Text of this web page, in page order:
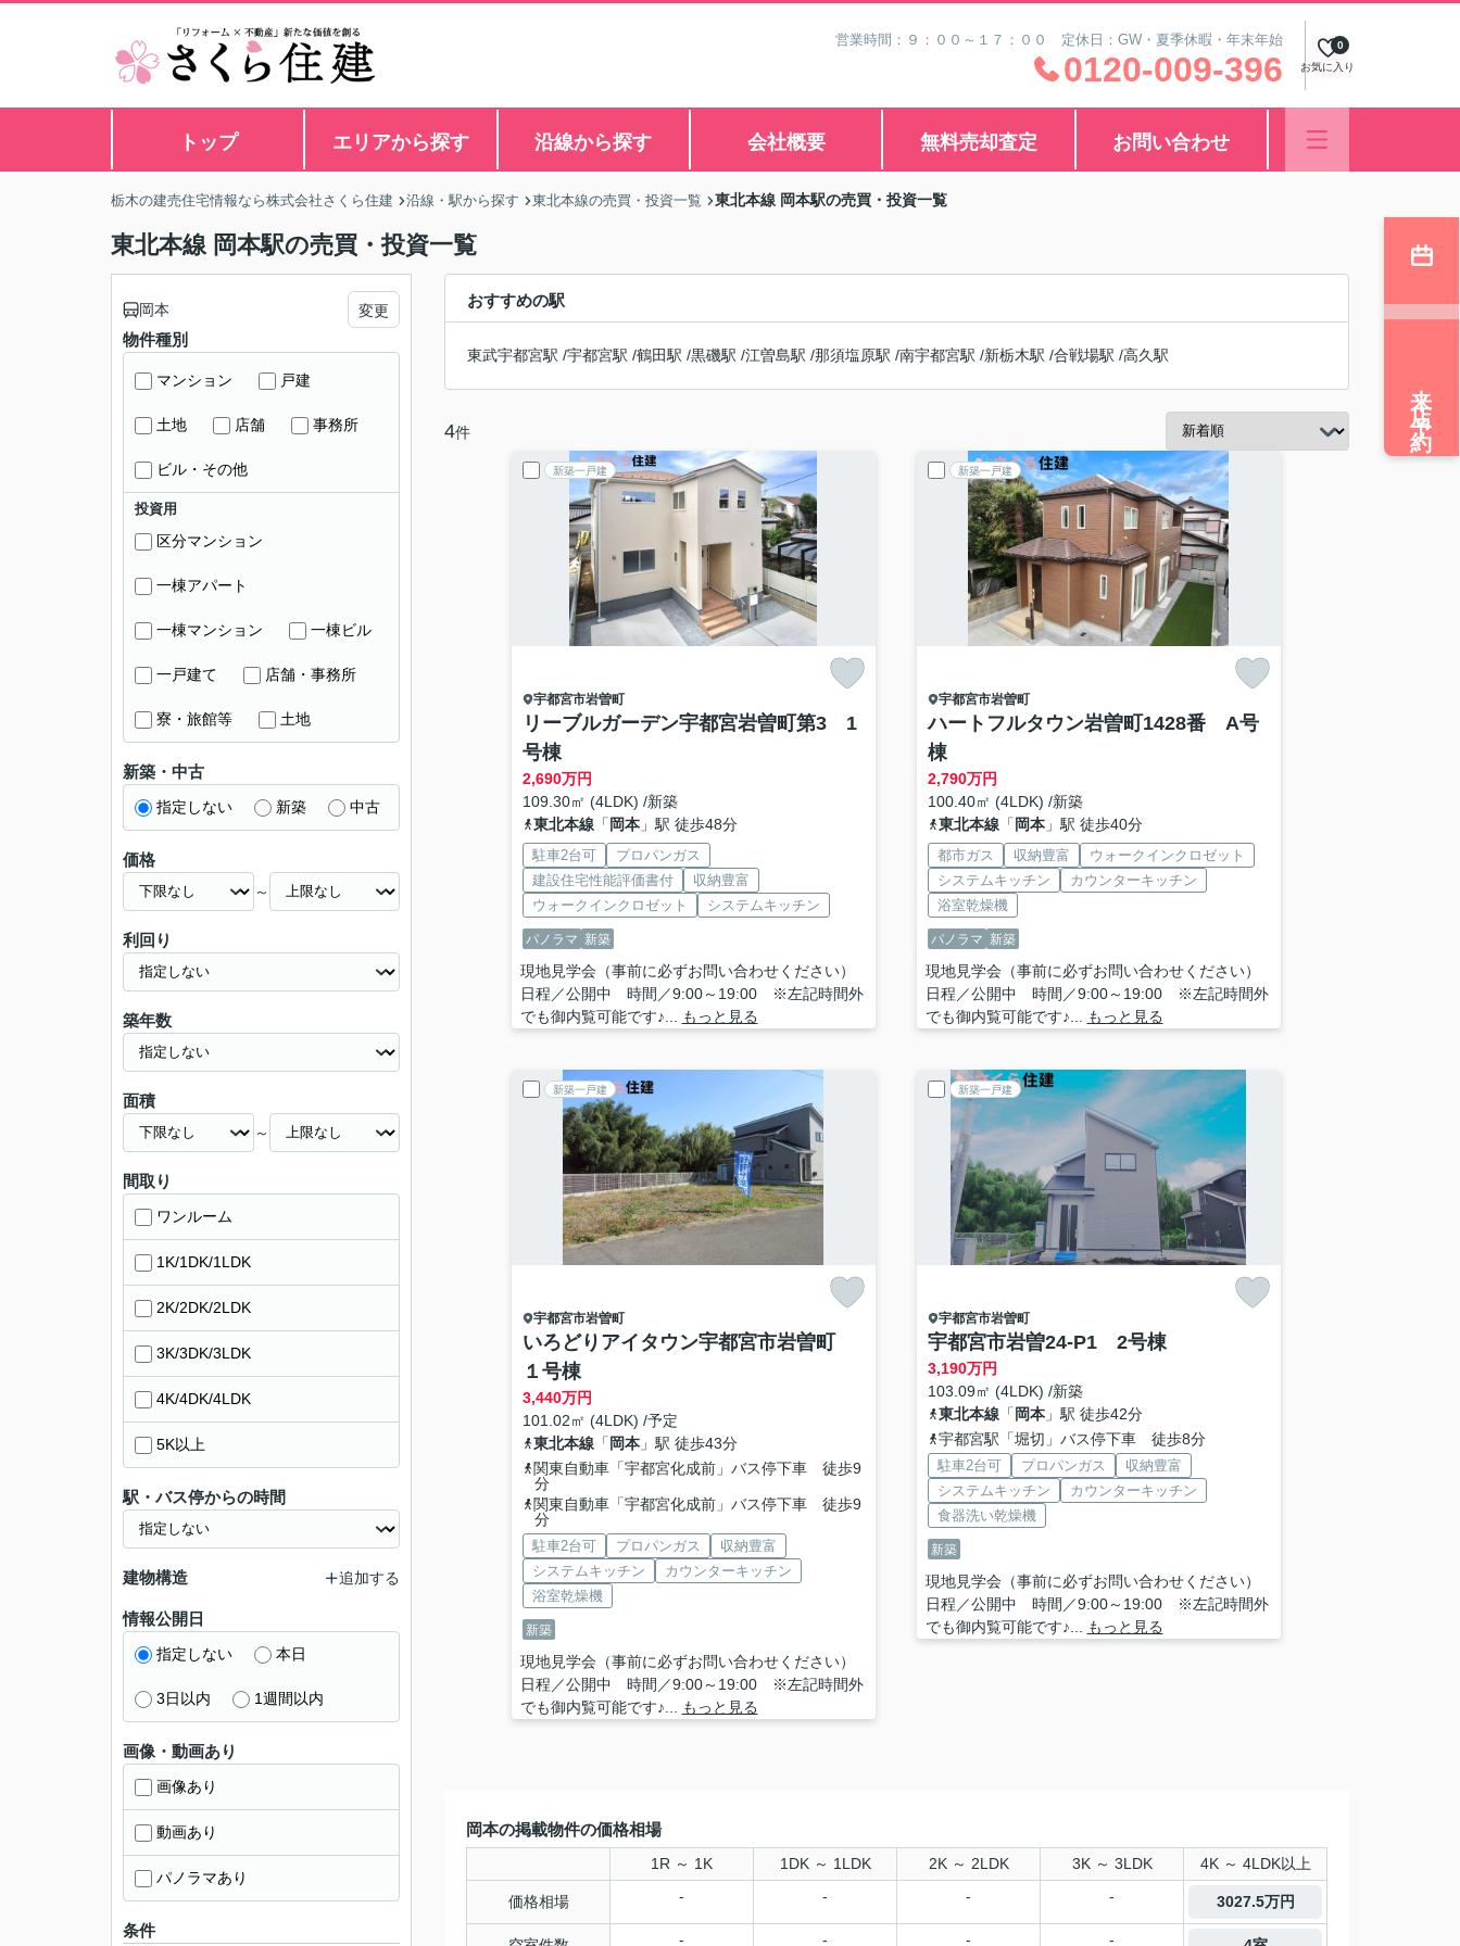
営業時間：９：００～１７：００ 定休日：GW・夏季休暇・年末年始
0120-009-396 お気に入り
0
トップ エリアから探す 沿線から探す 会社概要 無料売却査定 お問い合わせ
栃木の建売住宅情報なら株式会社さくら住建 沿線・駅から探す 東北本線の売買・投資一覧 東北本線 岡本駅の売買・投資一覧
東北本線 岡本駅の売買・投資一覧
おすすめの駅
東武宇都宮駅 /宇都宮駅 /鶴田駅 /黒磯駅 /江曽島駅 /那須塩原駅 /南宇都宮駅 /新栃木駅 /合戦場駅 /高久駅
4件
新築一戸建
宇都宮市岩曽町
リーブルガーデン宇都宮岩曽町第3 1
号棟
2,690万円
109.30㎡ (4LDK) /新築
東北本線「 岡本」駅 徒歩48分
駐車2台可
プロパンガス
建設住宅性能評価書付
収納豊富
ウォークインクロゼット
システムキッチン
パノラマ 新築
現地見学会（事前に必ずお問い合わせください）
日程／公開中 時間／9:00～19:00 ※左記時間外
でも御内覧可能です♪...
もっと見る
新築一戸建
宇都宮市岩曽町
ハートフルタウン岩曽町1428番 A号
棟
2,790万円
100.40㎡ (4LDK) /新築
東北本線「 岡本」駅 徒歩40分
都市ガス 収納豊富
ウォークインクロゼット
システムキッチン
カウンターキッチン
浴室乾燥機
パノラマ 新築
現地見学会（事前に必ずお問い合わせください）
日程／公開中 時間／9:00～19:00 ※左記時間外
でも御内覧可能です♪...
もっと見る
新築一戸建
宇都宮市岩曽町
いろどりアイタウン宇都宮市岩曽町
１号棟
3,440万円
101.02㎡ (4LDK) /予定
東北本線「 岡本」駅 徒歩43分
関東自動車「宇都宮化成前」バス停下車 徒歩9
分
関東自動車「宇都宮化成前」バス停下車 徒歩9
分
駐車2台可 プロパンガス
収納豊富
システムキッチン
カウンターキッチン
浴室乾燥機
新築
現地見学会（事前に必ずお問い合わせください）
日程／公開中 時間／9:00～19:00 ※左記時間外
でも御内覧可能です♪...
もっと見る
新築一戸建
宇都宮市岩曽町
宇都宮市岩曽24-P1 2号棟
3,190万円
103.09㎡ (4LDK) /新築
東北本線「 岡本」駅 徒歩42分
宇都宮駅「堀切」バス停下車 徒歩8分
駐車2台可 プロパンガス
収納豊富
システムキッチン
カウンターキッチン
食器洗い乾燥機
新築
現地見学会（事前に必ずお問い合わせください）
日程／公開中 時間／9:00～19:00 ※左記時間外
でも御内覧可能です♪...
もっと見る
岡本の掲載物件の価格相場
1R ～ 1K 1DK ～ 1LDK 2K ～ 2LDK 3K ～ 3LDK 4K ～ 4LDK以上
価格相場 - - - - 3027.5万円
- - - -
岡本 変更
物件種別
マンション 戸建
土地 店舗 事務所
ビル・その他
投資用
区分マンション
一棟アパート
一棟マンション 一棟ビル
一戸建て 店舗・事務所
寮・旅館等 土地
新築・中古
指定しない 新築 中古
価格
～
利回り
築年数
面積
～
間取り
ワンルーム
1K/1DK/1LDK
2K/2DK/2LDK
3K/3DK/3LDK
4K/4DK/4LDK
5K以上
駅・バス停からの時間
建物構造 追加する
情報公開日
指定しない 本日
3日以内 1週間以内
画像・動画あり
画像あり
動画あり
パノラマあり
条件
来店予約